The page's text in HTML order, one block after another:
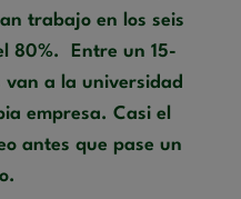
trabajo en los seis
80%. Entre un 15-
van a la universidad
empresa. Casi el
antes que pase un